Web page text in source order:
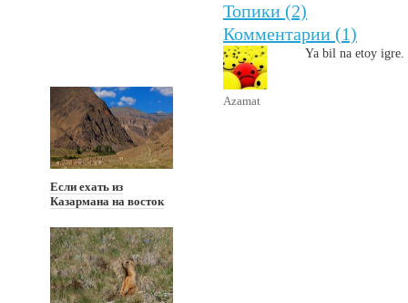
Если ехать из
Казармана на восток
Топики (2)
Комментарии (1)
Azamat
Ya bil na etoy igre.